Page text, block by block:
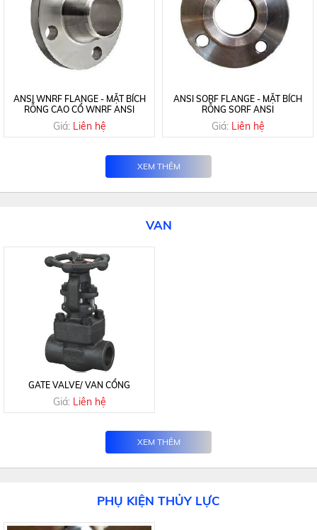
ANSI WNRF FLANGE - MẶT BÍCH
RỖNG CAO CỔ WNRF ANSI
Giá: Liên hệ
ANSI SORF FLANGE - MẶT BÍCH
RỖNG SORF ANSI
Giá: Liên hệ
XEM THÊM
VAN
GATE VALVE/ VAN CỔNG
Giá: Liên hệ
XEM THÊM
PHỤ KIỆN THỦY LỰC